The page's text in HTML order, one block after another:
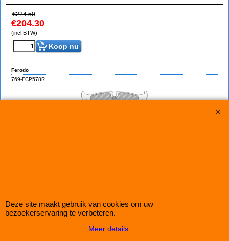
€224.50
€204.30
(incl BTW)
Koop nu
Ferodo
769-FCP578R
Deze site maakt gebruik van cookies om uw
bezoekerservaring te verbeteren.
Meer details